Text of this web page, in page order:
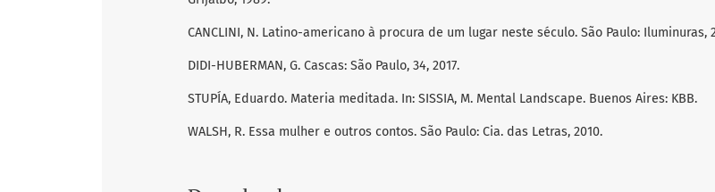
CANCLINI, N. Latino-americano à procura de um lugar neste século. São Paulo: Iluminuras,
DIDI-HUBERMAN, G. Cascas: São Paulo, 34, 2017.
STUPÍA, Eduardo. Materia meditada. In: SISSIA, M. Mental Landscape. Buenos Aires: KBB.
WALSH, R. Essa mulher e outros contos. São Paulo: Cia. das Letras, 2010.